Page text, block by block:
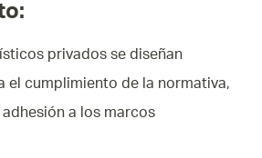
:
privados se diseñan
el cumplimiento de la normativa,
adhesión a los marcos